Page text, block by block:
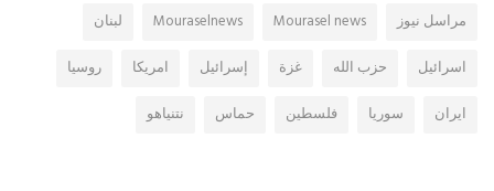
مراسل نيوز Mourasel news
Mouraselnews
لبنان
اسرائيل
حزب الله غزة إسرائيل امريكا
روسيا
ايران
سوريا فلسطين حماس نتنياهو